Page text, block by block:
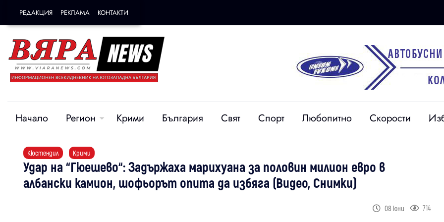
РЕДАКЦИЯ РЕКЛАМА КОНТАКТИ
Начало Регион Крими България Свят Спорт Любопитно Скорости
Кюстендил Крими
Удар на “Гюешево“: Задържаха марихуана за половин милион евро в
албански камион, шофьорът опита да избяга (Видео, Снимки)
08 юни 714